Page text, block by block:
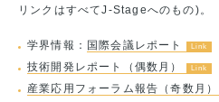
リンクはすべてJ-Stageへのもの)。
学界情報： 国際会議レポート
技術開発レポート（偶数月）
産業応用フォーラム報告（奇数月）